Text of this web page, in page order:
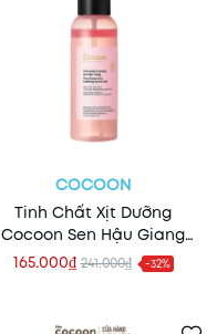
COCOON
Tinh Chất Xịt Dưỡng
Cocoon Sen Hậu Giang
100ml
165.000₫ 241.000₫ -32%